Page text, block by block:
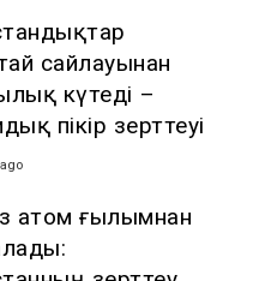
сайлауынан
күтеді –
пікір зерттеуі
атом ғылымнан